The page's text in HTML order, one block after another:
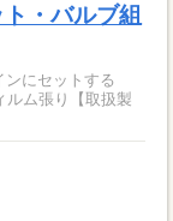
・バルブ組
ンにセットする
ルム張り【取扱製